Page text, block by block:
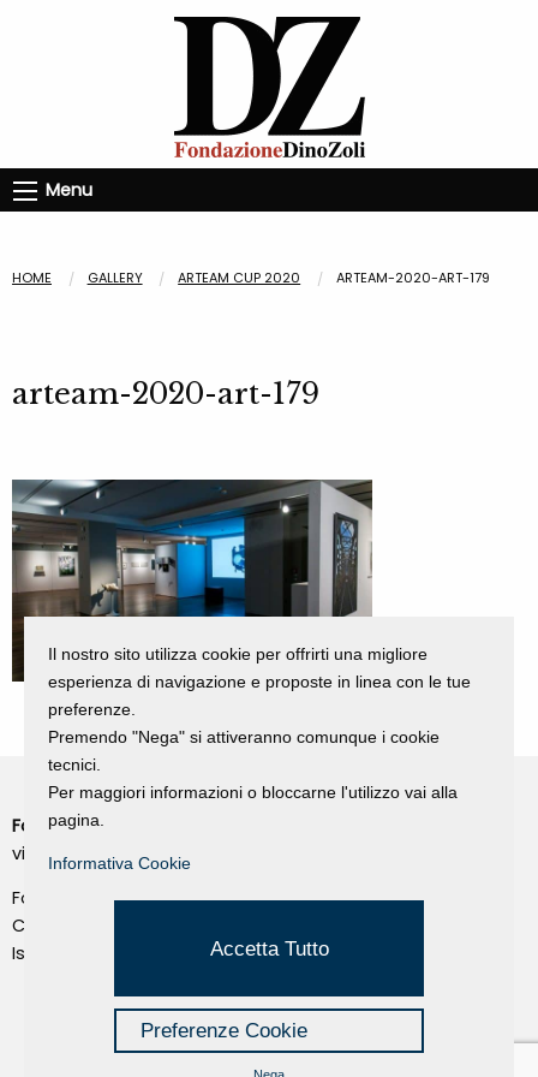
Menu
HOME GALLERY ARTEAM CUP 2020 ARTEAM-2020-ART-179
arteam-2020-art-179
Fondazione Dino Zoli
viale Bologna 288, Forlì
Fondo dot. euro 285.000 i.v.
CF e P.IVA 03692820404
Isc.Reg Per.Giu. n. 10404
Il nostro sito utilizza cookie per offrirti una migliore
esperienza di navigazione e proposte in linea con le tue
preferenze.
Premendo "Nega" si attiveranno comunque i cookie
tecnici.
Per maggiori informazioni o bloccarne l'utilizzo vai alla
pagina.
Informativa Cookie
Accetta Tutto
Preferenze Cookie